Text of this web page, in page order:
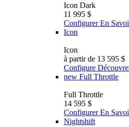
Icon Dark
11 995 $
Configurer En
Icon
Icon
à partir de 13 595 $
Configure
new Full Throttle
Full Throttle
14 595 $
Configurer En
Nightshift